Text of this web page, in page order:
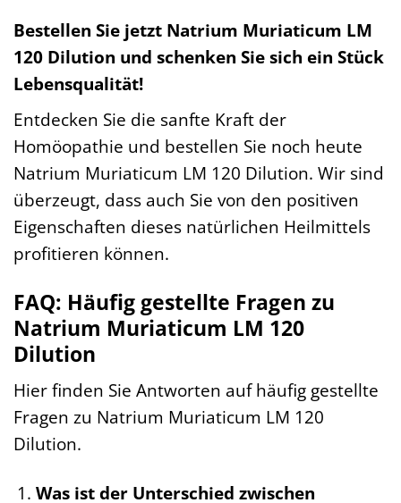
Bestellen Sie jetzt Natrium Muriaticum LM
120 Dilution und schenken Sie sich ein Stück
Lebensqualität!
Entdecken Sie die sanfte Kraft der
Homöopathie und bestellen Sie noch heute
Natrium Muriaticum LM 120 Dilution. Wir sind
überzeugt, dass auch Sie von den positiven
Eigenschaften dieses natürlichen Heilmittels
profitieren können.
FAQ: Häufig gestellte Fragen zu
Natrium Muriaticum LM 120
Dilution
Hier finden Sie Antworten auf häufig gestellte
Fragen zu Natrium Muriaticum LM 120
Dilution.
Was ist der Unterschied zwischen